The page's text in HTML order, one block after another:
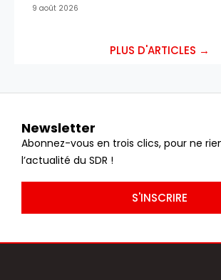
9 août 2026
PLUS D'ARTICLES →
Newsletter
Abonnez-vous en trois clics, pour ne
l’actualité du SDR !
S'INSCRIRE